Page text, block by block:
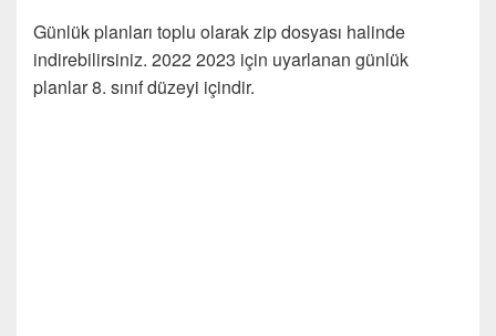
Günlük planları toplu olarak zip dosyası halinde
indirebilirsiniz. 2022 2023 için uyarlanan günlük
planlar 8. sınıf düzeyi içindir.